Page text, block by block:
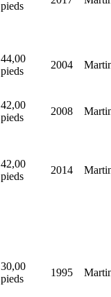
pieds
44,00
pieds
2004
42,00
pieds
2008
42,00
pieds
2014
30,00
pieds
1995